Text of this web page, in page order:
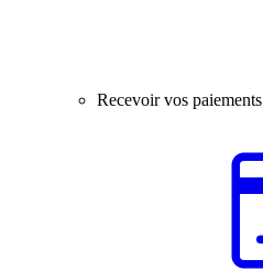
Recevoir vos paiements